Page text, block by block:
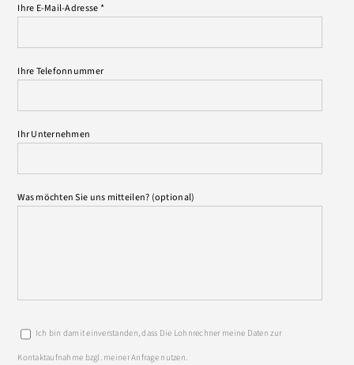
Ihre E-Mail-Adresse *
Ihre Telefonnummer
Ihr Unternehmen
Was möchten Sie uns mitteilen? (optional)
Ich bin damit einverstanden, dass Die Lohnrechner meine Daten zur
Kontaktaufnahme bzgl. meiner Anfrage nutzen.